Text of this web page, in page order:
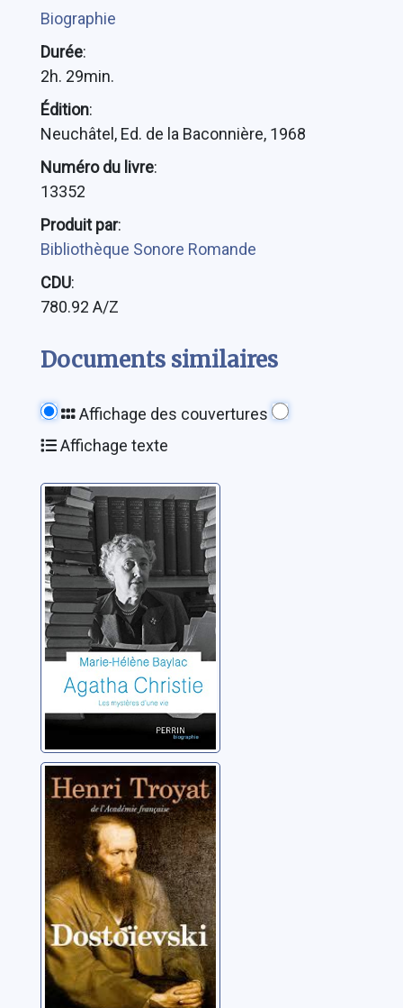
Biographie
Durée:
2h. 29min.
Édition:
Neuchâtel, Ed. de la Baconnière, 1968
Numéro du livre:
13352
Produit par:
Bibliothèque Sonore Romande
CDU:
780.92 A/Z
Documents similaires
Affichage des couvertures
Affichage texte
Agatha Christie:
les mystères
d'une vie
Baylac, Marie-Hélène
Dostoïevski
Troyat, Henri